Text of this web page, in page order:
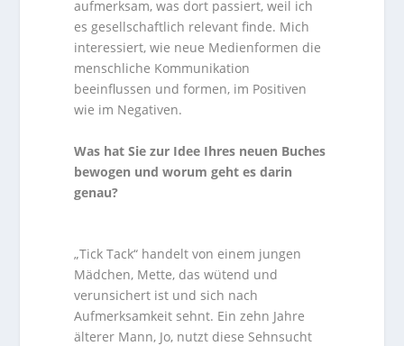
aufmerksam, was dort passiert, weil ich
es gesellschaftlich relevant finde. Mich
interessiert, wie neue Medienformen die
menschliche Kommunikation
beeinflussen und formen, im Positiven
wie im Negativen.
Was hat Sie zur Idee Ihres neuen Buches
bewogen und worum geht es darin
genau?
„Tick Tack“ handelt von einem jungen
Mädchen, Mette, das wütend und
verunsichert ist und sich nach
Aufmerksamkeit sehnt. Ein zehn Jahre
älterer Mann, Jo, nutzt diese Sehnsucht